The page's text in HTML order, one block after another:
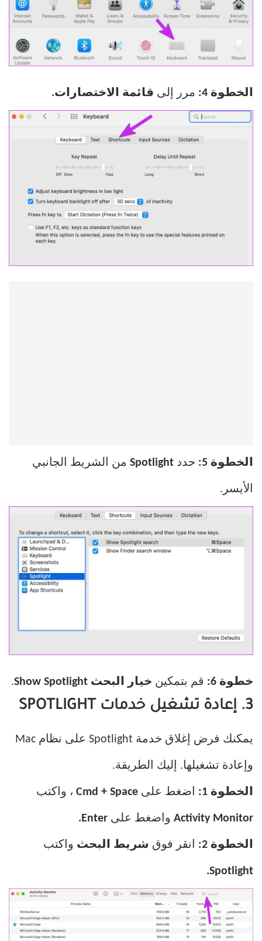
الخطوة 4: مرر إلى قائمة الاختصارات.
الخطوة 5: حدد Spotlight من الشريط الجانبي
الأيسر.
خطوة 6: قم بتمكين خيار البحث Show Spotlight .
3. إعادة تشغيل خدمات SPOTLIGHT
يمكنك فرض إغلاق خدمة Spotlight على نظام Mac
وإعادة تشغيلها. إليك الطريقة.
الخطوة 1: اضغط على Cmd + Space ، واكتب
Activity Monitor واضغط على Enter.
الخطوة 2: انقر فوق شريط البحث واكتب
Spotlight.